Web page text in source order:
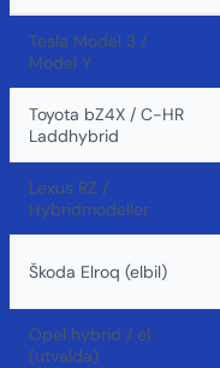
Tesla Model 3 /
Model Y
Toyota bZ4X / C-HR
Laddhybrid
Lexus RZ /
Hybridmodeller
Škoda Elroq (elbil)
Opel hybrid / el
(utvalda)